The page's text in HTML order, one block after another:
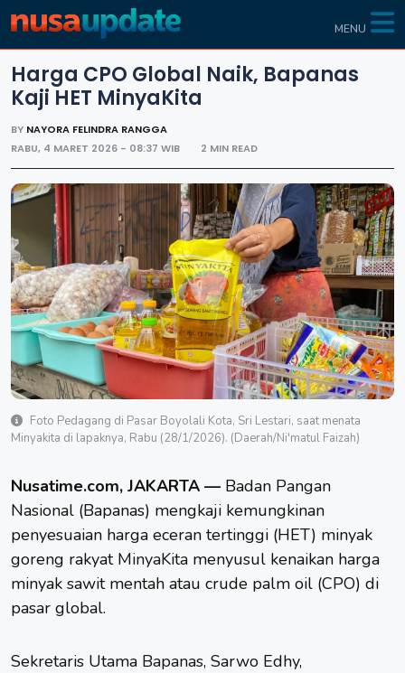
MENU
Harga CPO Global Naik, Bapanas
Kaji HET MinyaKita
BY NAYORA FELINDRA RANGGA
RABU, 4 MARET 2026 - 08:37 WIB
2 MIN READ
Foto Pedagang di Pasar Boyolali Kota, Sri Lestari, saat menata
Minyakita di lapaknya, Rabu (28/1/2026). (Daerah/Ni'matul Faizah)
Nusatime.com, JAKARTA — Badan Pangan
Nasional (Bapanas) mengkaji kemungkinan
penyesuaian harga eceran tertinggi (HET) minyak
goreng rakyat MinyaKita menyusul kenaikan harga
minyak sawit mentah atau crude palm oil (CPO) di
pasar global.
Sekretaris Utama Bapanas, Sarwo Edhy,